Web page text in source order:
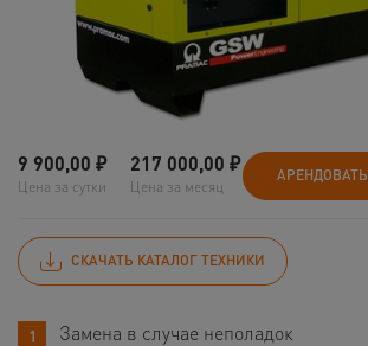
9 900,00 ₽
Цена за сутки
217 000,00 ₽
Цена за месяц
АРЕНДОВАТЬ
СКАЧАТЬ КАТАЛОГ ТЕХНИКИ
Замена в случае неполадок